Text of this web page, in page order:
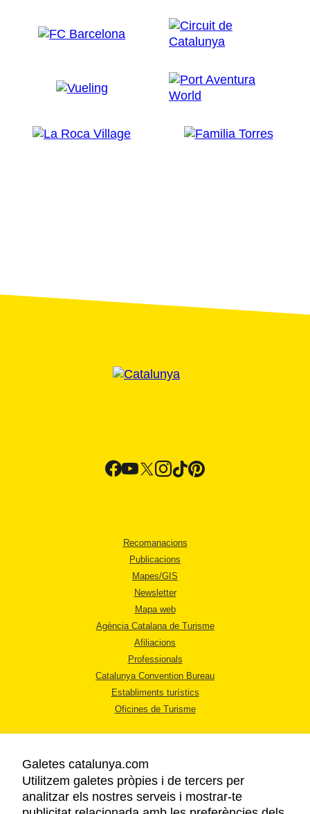
Recomanacions
Publicacions
Mapes/GIS
Newsletter
Mapa web
Agència Catalana de Turisme
Afiliacions
Professionals
Catalunya Convention Bureau
Establiments turístics
Oficines de Turisme
AVÍS LEGAL
Galetes catalunya.com
Utilitzem galetes pròpies i de tercers per
analitzar els nostres serveis i mostrar-te